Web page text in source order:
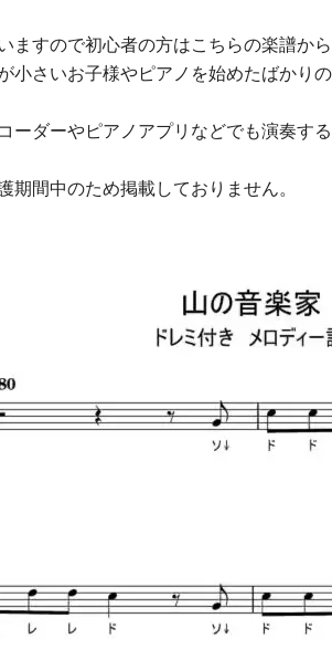
ますので初心者の方はこちらの楽譜か
小さいお子様やピアノを始めたばかり
ーダーやピアノアプリなどでも演奏する
期間中のため掲載しておりません。